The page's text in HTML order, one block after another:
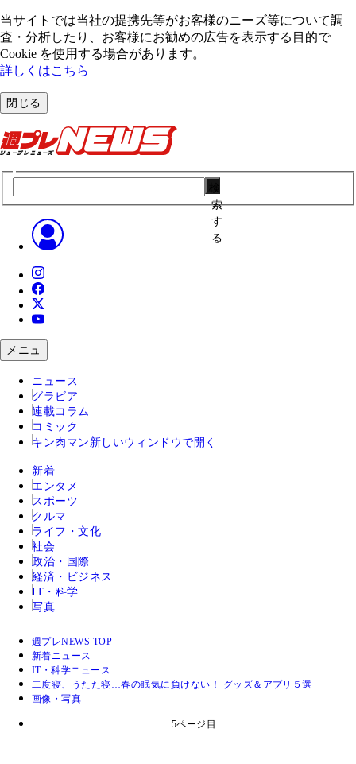
当サイトでは当社の提携先等がお客様のニーズ等について調
査・分析したり、お客様にお勧めの広告を表⽰する⽬的で
Cookie を使⽤する場合があります。
詳しくはこちら
閉じる
索
す
る
メニュ
ニュース
グラビア
連載コラム
コミック
キン肉マン 新しいウィンドウで開く
新着
エンタメ
スポーツ
クルマ
ライフ・文化
社会
政治・国際
経済・ビジネス
IT・科学
写真
週プレNEWS TOP
新着ニュース
IT・科学ニュース
二度寝、うたた寝…春の眠気に負けない！ グッズ＆アプリ５選
画像・写真
5ページ目